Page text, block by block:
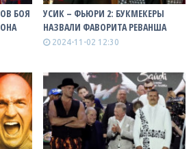
БОЯ
УСИК – ФЬЮРИ 2: БУКМЕКЕРЫ
НАЗВАЛИ ФАВОРИТА РЕВАНША
2024-11-02 12:30